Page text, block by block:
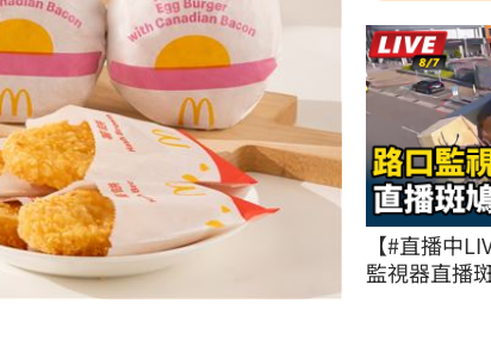
【#直播中
監視器直播